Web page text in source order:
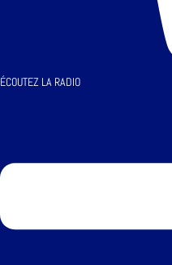
ÉCOUTEZ LA RADIO